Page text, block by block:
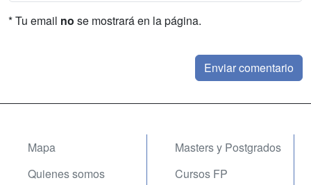
* Tu email no se mostrará en la página.
Mapa
Quienes somos
Masters y Postgrados
Cursos FP